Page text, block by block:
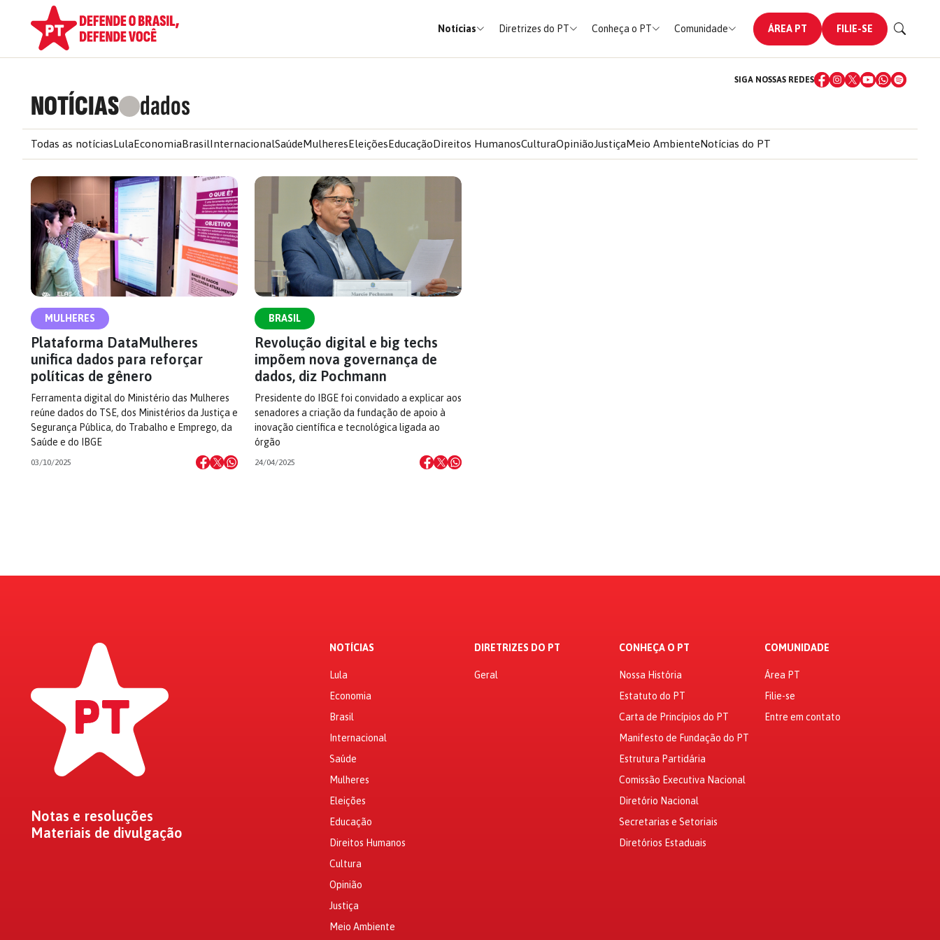
Notícias Diretrizes do PT Conheça o PT Comunidade ÁREA PT FILIE-SE
NOTÍCIAS dados
SIGA NOSSAS REDES
Todas as notíciasLulaEconomiaBrasilInternacionalSaúdeMulheresEleiçõesEducaçãoDireitos HumanosCulturaOpiniãoJustiçaMeio AmbienteNotícias do PT
MULHERES
Plataforma DataMulheres
unifica dados para reforçar
políticas de gênero
Ferramenta digital do Ministério das Mulheres
reúne dados do TSE, dos Ministérios da Justiça e
Segurança Pública, do Trabalho e Emprego, da
Saúde e do IBGE
03/10/2025
BRASIL
Revolução digital e big techs
impõem nova governança de
dados, diz Pochmann
Presidente do IBGE foi convidado a explicar aos
senadores a criação da fundação de apoio à
inovação científica e tecnológica ligada ao
órgão
24/04/2025
Notas e resoluções
Materiais de divulgação
NOTÍCIAS
Lula
Economia
Brasil
Internacional
Saúde
Mulheres
Eleições
Educação
Direitos Humanos
Cultura
Opinião
Justiça
Meio Ambiente
DIRETRIZES DO PT
Geral
CONHEÇA O PT
Nossa História
Estatuto do PT
Carta de Princípios do PT
Manifesto de Fundação do PT
Estrutura Partidária
Comissão Executiva Nacional
Diretório Nacional
Secretarias e Setoriais
Diretórios Estaduais
COMUNIDADE
Área PT
Filie-se
Entre em contato